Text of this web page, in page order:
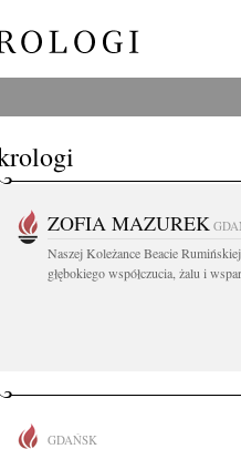
ZOFIA MAZUREK
Naszej Koleżance Beacie
głębokiego współczucia, żalu i
GDAŃSK